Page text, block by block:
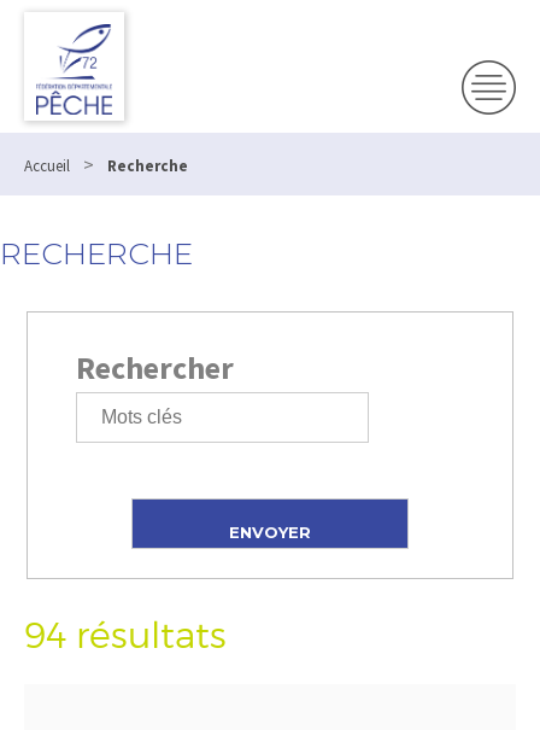
Accueil > Recherche
RECHERCHE
Rechercher
94 résultats